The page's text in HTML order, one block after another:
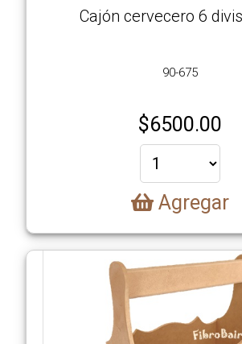
Cajón cervecero 6
90-675
$6500.00
Agregar